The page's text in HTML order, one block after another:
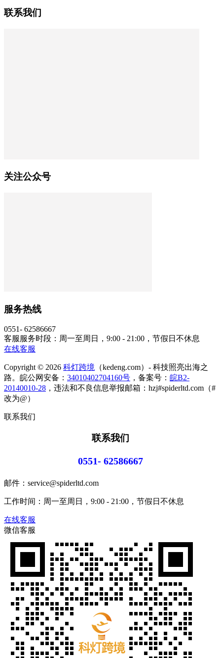
联系我们
关注公众号
服务热线
0551- 62586667
客服服务时段：周一至周日，9:00 - 21:00，节假日不休息
在线客服
Copyright © 2026 科灯跨境 （kedeng.com）- 科技照亮出海之
路。皖公网安备： 34010402704160号 ，备案号： 皖B2-
20140010-28 ，违法和不良信息举报邮箱：hzj#spiderltd.com（#
改为@）
联系我们
联系我们
0551- 62586667
邮件：service@spiderltd.com
工作时间：周一至周日，9:00 - 21:00，节假日不休息
在线客服
微信客服